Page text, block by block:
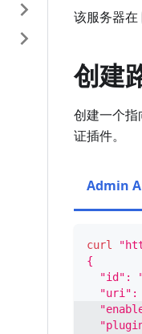
该服务器在
创建
创建一个
证插件。
Admin
curl
{
"id":
"uri":